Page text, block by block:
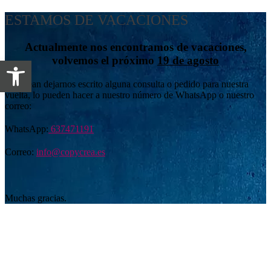
ESTAMOS DE VACACIONES
Actualmente nos encontramos de vacaciones,
volvemos el próximo 19 de agosto
Si desean dejarnos escrito alguna consulta o pedido para nuestra
vuelta, lo pueden hacer a nuestro número de WhatsApp o nuestro
correo:
WhatsApp: 637471191
Correo: info@copycrea.es
Muchas gracias.
Abrir barra de herramientas